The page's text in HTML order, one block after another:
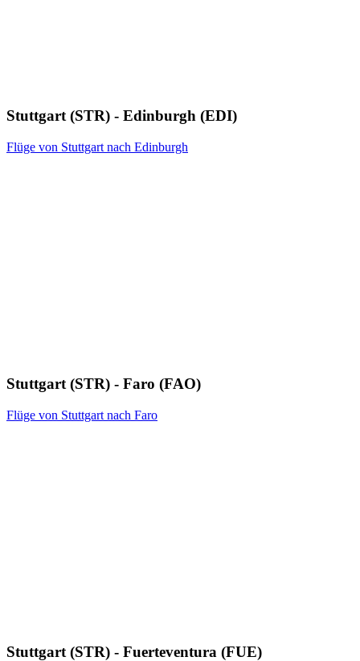
Stuttgart (STR) - Edinburgh (EDI)
Flüge von Stuttgart nach Edinburgh
Stuttgart (STR) - Faro (FAO)
Flüge von Stuttgart nach Faro
Stuttgart (STR) - Fuerteventura (FUE)